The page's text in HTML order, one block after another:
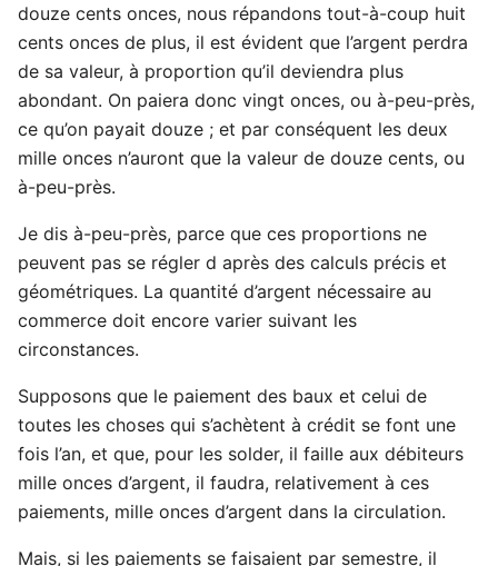
douze cents onces, nous répandons tout-à-coup huit
cents onces de plus, il est évident que l’argent perdra
de sa valeur, à proportion qu’il deviendra plus
abondant. On paiera donc vingt onces, ou à-peu-près,
ce qu’on payait douze ; et par conséquent les deux
mille onces n’auront que la valeur de douze cents, ou
à-peu-près.
Je dis à-peu-près, parce que ces proportions ne
peuvent pas se régler d après des calculs précis et
géométriques. La quantité d’argent nécessaire au
commerce doit encore varier suivant les
circonstances.
Supposons que le paiement des baux et celui de
toutes les choses qui s’achètent à crédit se font une
fois l’an, et que, pour les solder, il faille aux débiteurs
mille onces d’argent, il faudra, relativement à ces
paiements, mille onces d’argent dans la circulation.
Mais, si les paiements se faisaient par semestre, il